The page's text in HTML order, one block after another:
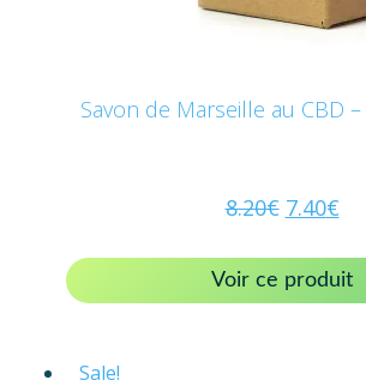
Savon de Marseille au CBD
8.20€ 7.40€
Voir ce produit
Sale!